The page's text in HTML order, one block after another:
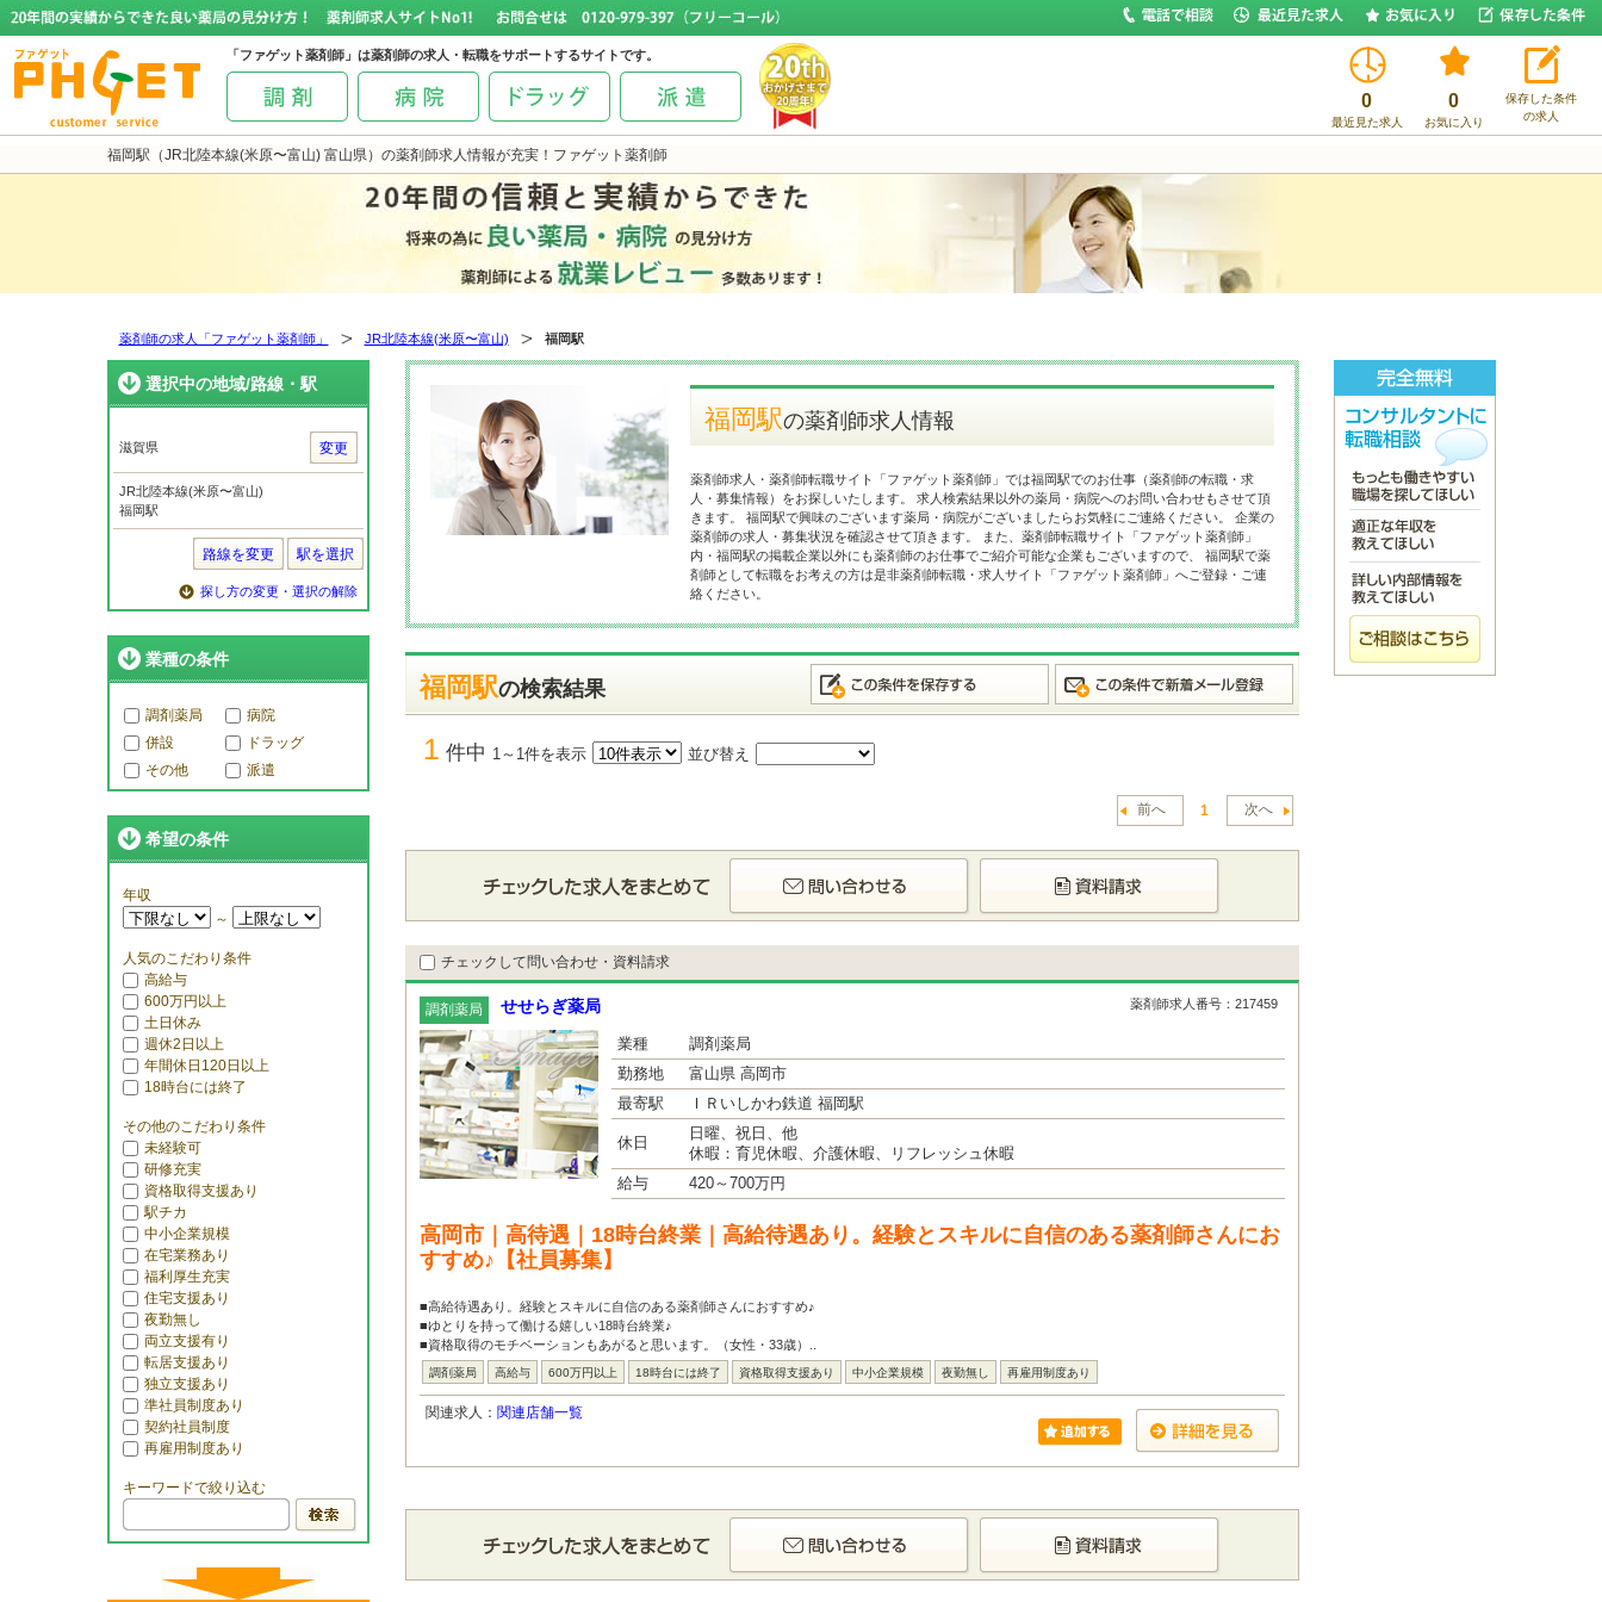
福岡駅（JR北陸本線(米原〜富山) 富山県）の薬剤師求人情報が充実！ファゲット薬剤師
「ファゲット薬剤師」は薬剤師の求人・転職をサポートするサイトです。
0
最近見た求人
0
お気に入り
保存した条件
の求人
薬剤師の求人「ファゲット薬剤師」 JR北陸本線(米原〜富山) 福岡駅
選択中の地域/路線・駅
滋賀県 変更
JR北陸本線(米原〜富山)
福岡駅
路線を変更 駅を選択
探し方の変更・選択の解除
業種の条件
調剤薬局
病院
併設
ドラッグ
その他
派遣
希望の条件
年収
～
人気のこだわり条件
高給与
600万円以上
土日休み
週休2日以上
年間休日120日以上
18時台には終了
その他のこだわり条件
未経験可
研修充実
資格取得支援あり
駅チカ
中小企業規模
在宅業務あり
福利厚生充実
住宅支援あり
夜勤無し
両立支援有り
転居支援あり
独立支援あり
準社員制度あり
契約社員制度
再雇用制度あり
キーワードで絞り込む
福岡駅の薬剤師求人情報
薬剤師求人・薬剤師転職サイト「ファゲット薬剤師」では福岡駅でのお仕事（薬剤師の転職・求
人・募集情報）をお探しいたします。 求人検索結果以外の薬局・病院へのお問い合わせもさせて頂
きます。 福岡駅で興味のございます薬局・病院がございましたらお気軽にご連絡ください。 企業の
薬剤師の求人・募集状況を確認させて頂きます。 また、薬剤師転職サイト「ファゲット薬剤師」
内・福岡駅の掲載企業以外にも薬剤師のお仕事でご紹介可能な企業もございますので、 福岡駅で薬
剤師として転職をお考えの方は是非薬剤師転職・求人サイト「ファゲット薬剤師」へご登録・ご連
絡ください。
福岡駅の検索結果
1 件中 1～1件を表示 並び替え
前へ 1 次へ
チェックして問い合わせ・資料請求
調剤薬局 せせらぎ薬局 薬剤師求人番号：217459
業種
調剤薬局
勤務地
富山県 高岡市
最寄駅
ＩＲいしかわ鉄道 福岡駅
休日
日曜、祝日、他
休暇：育児休暇、介護休暇、リフレッシュ休暇
給与
420～700万円
高岡市｜高待遇｜18時台終業｜高給待遇あり。経験とスキルに自信のある薬剤師さんにお
すすめ♪【社員募集】
■高給待遇あり。経験とスキルに自信のある薬剤師さんにおすすめ♪
■ゆとりを持って働ける嬉しい18時台終業♪
■資格取得のモチベーションもあがると思います。（女性・33歳）..
調剤薬局 高給与 600万円以上 18時台には終了 資格取得支援あり 中小企業規模 夜勤無し 再雇用制度あり
関連求人： 関連店舗一覧